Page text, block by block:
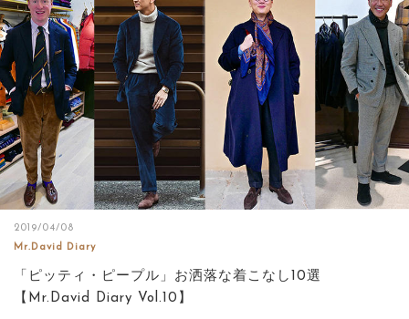
2019/04/08
Mr.David Diary
「ピッティ・ピープル」お洒落な着こなし10選
【Mr.David Diary Vol.10】